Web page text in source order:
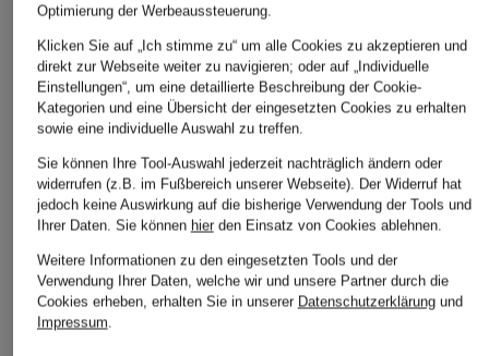
Weitere Kategorien
Blaue MARC CAIN Blusen
MARC CAIN Poloshirts
Optimierung der Werbeaussteuerung.
Klicken Sie auf „Ich stimme zu“ um alle Cookies zu akzeptieren und
direkt zur Webseite weiter zu navigieren; oder auf „Individuelle
Einstellungen“, um eine detaillierte Beschreibung der Cookie-
Kategorien und eine Übersicht der eingesetzten Cookies zu erhalten
sowie eine individuelle Auswahl zu treffen.
Sie können Ihre Tool-Auswahl jederzeit nachträglich ändern oder
widerrufen (z.B. im Fußbereich unserer Webseite). Der Widerruf hat
jedoch keine Auswirkung auf die bisherige Verwendung der Tools und
Ihrer Daten. Sie können hierden Einsatz von Cookies ablehnen.
Weitere Informationen zu den eingesetzten Tools und der
Verwendung Ihrer Daten, welche wir und unsere Partner durch die
Cookies erheben, erhalten Sie in unserer Datenschutzerklärungund
Impressum.